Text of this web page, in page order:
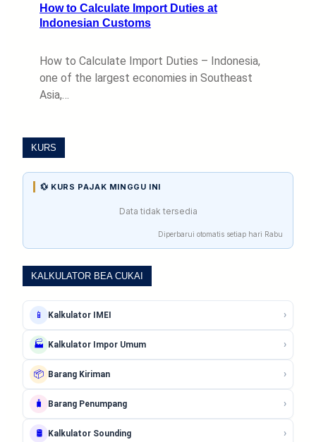
How to Calculate Import Duties at
Indonesian Customs
How to Calculate Import Duties – Indonesia,
one of the largest economies in Southeast
Asia,…
KURS
💱 KURS PAJAK MINGGU INI
Data tidak tersedia
Diperbarui otomatis setiap hari Rabu
KALKULATOR BEA CUKAI
📱 Kalkulator IMEI ›
🏭 Kalkulator Impor Umum ›
📦 Barang Kiriman ›
🧳 Barang Penumpang ›
🛢️ Kalkulator Sounding ›